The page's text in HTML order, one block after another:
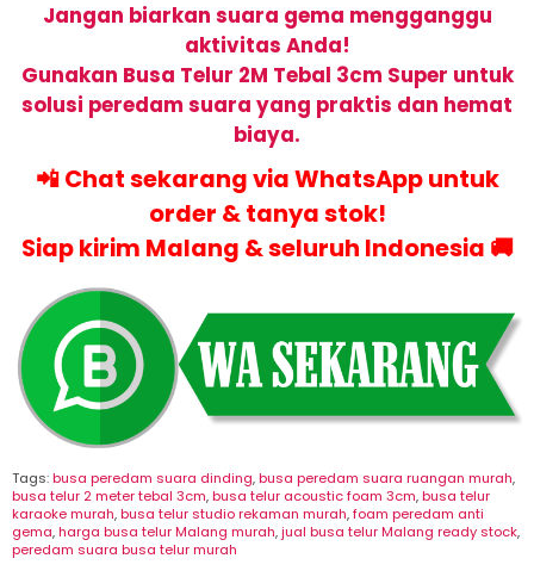
Jangan biarkan suara gema mengganggu
aktivitas Anda!
Gunakan Busa Telur 2M Tebal 3cm Super untuk
solusi peredam suara yang praktis dan hemat
biaya.
📲Chat sekarang via WhatsApp untuk
order & tanya stok!
Siap kirim Malang & seluruh Indonesia 🚚
Tags:busa peredam suara dinding,busa peredam suara ruangan murah,
busa telur 2 meter tebal 3cm,busa telur acoustic foam 3cm,busa telur
karaoke murah,busa telur studio rekaman murah,foam peredam anti
gema,harga busa telur Malang murah,jual busa telur Malang ready stock,
peredam suara busa telur murah